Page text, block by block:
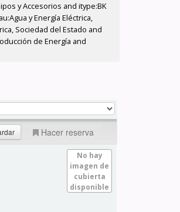
y Accesorios and itype:BK
y Energía Eléctrica,
Sociedad del Estado and
de Energía and
Hacer reserva
No hay
imagen de
cubierta
disponible